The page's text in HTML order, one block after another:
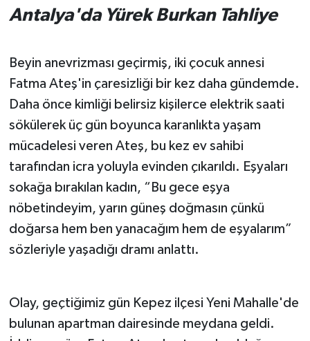
Antalya'da Yürek Burkan Tahliye
Beyin anevrizması geçirmiş, iki çocuk annesi
Fatma Ateş'in çaresizliği bir kez daha gündemde.
Daha önce kimliği belirsiz kişilerce elektrik saati
sökülerek üç gün boyunca karanlıkta yaşam
mücadelesi veren Ateş, bu kez ev sahibi
tarafından icra yoluyla evinden çıkarıldı. Eşyaları
sokağa bırakılan kadın, “Bu gece eşya
nöbetindeyim, yarın güneş doğmasın çünkü
doğarsa hem ben yanacağım hem de eşyalarım”
sözleriyle yaşadığı dramı anlattı.
Olay, geçtiğimiz gün Kepez ilçesi Yeni Mahalle'de
bulunan apartman dairesinde meydana geldi.
Sağlık
Siyaset
Spor
Teknoloji
Televizyon
Turizm